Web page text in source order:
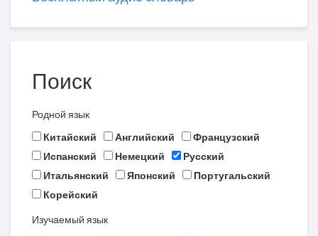
Поиск
Родной язык
Китайский
Английский
Французский
Испанский
Немецкий
Русский
Итальянский
Японский
Португальский
Корейский
Изучаемый язык